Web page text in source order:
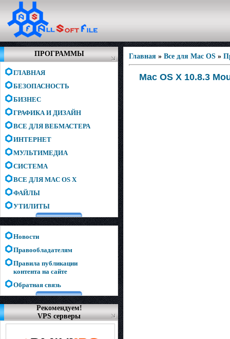
ПРОГРАММЫ
ГЛАВНАЯ
БЕЗОПАСНОСТЬ
БИЗНЕС
ГРАФИКА И ДИЗАЙН
ВСЕ ДЛЯ ВЕБМАСТЕРА
ИНТЕРНЕТ
МУЛЬТИМЕДИА
СИСТЕМА
ВСЕ ДЛЯ MAC OS X
ФАЙЛЫ
УТИЛИТЫ
Новости
Правообладателям
Правила публикации
контента на сайте
Обратная связь
Рекомендуем!
VPS серверы
Главная » Все для Mac OS »
Mac OS X 10.8.3